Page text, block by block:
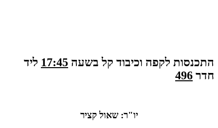
התכנסות לקפה וכיבוד קל בשעה 17:45 ליד
חדר 496
יו"ר: שאול קציר